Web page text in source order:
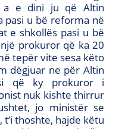
a e dini ju që Altin
pasi u bë reforma në
e shkollës pasi u bë
prokuror që ka 20
tepër vite sesa këto
dëgjuar ne për Altin
që ky prokuror i
nuk kishte thirrur
jo ministër se
thoshte, hajde këtu